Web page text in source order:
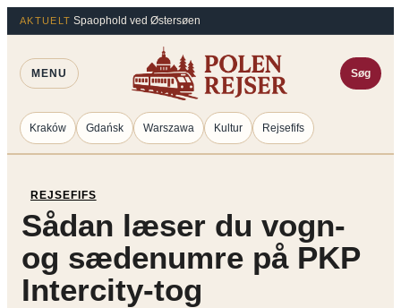
Spring
til
indhold
AKTUELT Spaophold ved Østersøen
MENU Søg
Kraków Gdańsk Warszawa Kultur Rejsefifs
REJSEFIFS
Sådan læser du vogn-
og sædenumre på PKP
Intercity-tog